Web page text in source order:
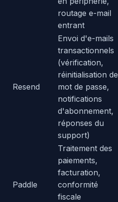
routage e-mail
entrant
Resend
Envoi d'e-mails
transactionnels
(vérification,
réinitialisation de
mot de passe,
notifications
d'abonnement,
réponses du
support)
Paddle
Traitement des
paiements,
facturation,
conformité
fiscale